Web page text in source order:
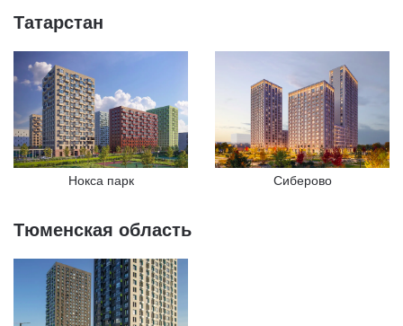
Татарстан
Нокса парк Сиберово
Тюменская область